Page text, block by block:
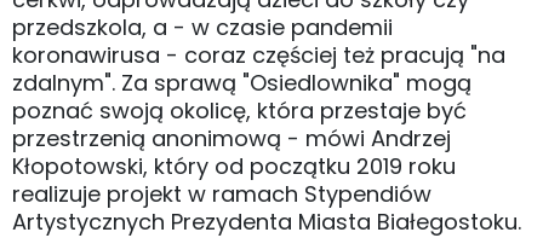
przedszkola, a - w czasie pandemii
koronawirusa - coraz częściej też pracują "na
zdalnym". Za sprawą "Osiedlownika" mogą
poznać swoją okolicę, która przestaje być
przestrzenią anonimową - mówi Andrzej
Kłopotowski, który od początku 2019 roku
realizuje projekt w ramach Stypendiów
Artystycznych Prezydenta Miasta Białegostoku.